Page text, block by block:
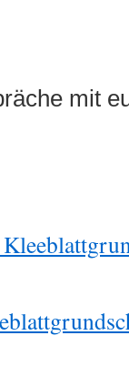
mit